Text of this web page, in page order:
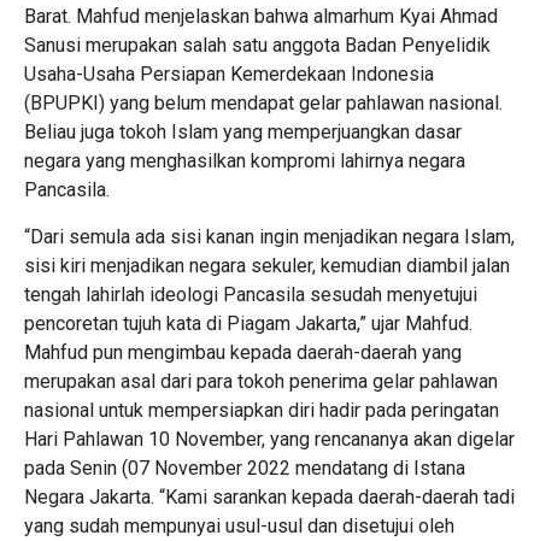
Barat. Mahfud menjelaskan bahwa almarhum Kyai Ahmad
Sanusi merupakan salah satu anggota Badan Penyelidik
Usaha-Usaha Persiapan Kemerdekaan Indonesia
(BPUPKI) yang belum mendapat gelar pahlawan nasional.
Beliau juga tokoh Islam yang memperjuangkan dasar
negara yang menghasilkan kompromi lahirnya negara
Pancasila.
“Dari semula ada sisi kanan ingin menjadikan negara Islam,
sisi kiri menjadikan negara sekuler, kemudian diambil jalan
tengah lahirlah ideologi Pancasila sesudah menyetujui
pencoretan tujuh kata di Piagam Jakarta,” ujar Mahfud.
Mahfud pun mengimbau kepada daerah-daerah yang
merupakan asal dari para tokoh penerima gelar pahlawan
nasional untuk mempersiapkan diri hadir pada peringatan
Hari Pahlawan 10 November, yang rencananya akan digelar
pada Senin (07 November 2022 mendatang di Istana
Negara Jakarta. “Kami sarankan kepada daerah-daerah tadi
yang sudah mempunyai usul-usul dan disetujui oleh